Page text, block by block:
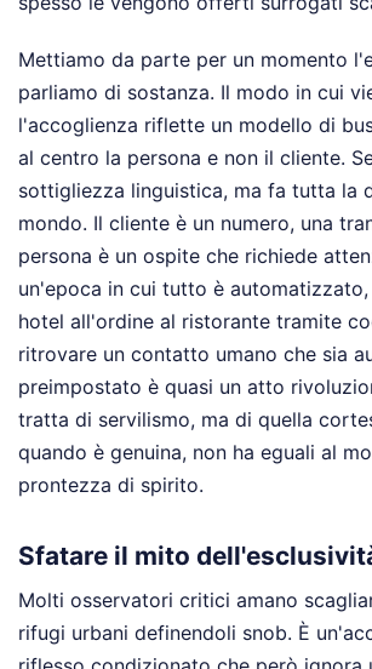
Mettiamo da parte per un momento
parliamo di sostanza. Il modo in cui
l'accoglienza riflette un modello di
al centro la persona e non il cliente.
sottigliezza linguistica, ma fa tutta la
mondo. Il cliente è un numero, una
persona è un ospite che richiede
un'epoca in cui tutto è
hotel all'ordine al ristorante tramite
ritrovare un contatto umano che sia
preimpostato è quasi un atto
tratta di servilismo, ma di quella
quando è genuina, non ha eguali al
prontezza di spirito.
Sfatare il mito
Molti osservatori critici amano
rifugi urbani definendoli snob. È